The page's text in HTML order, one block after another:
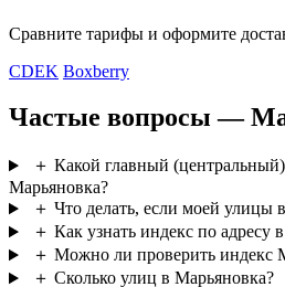
Сравните тарифы и оформите
CDEK Boxberry
Частые вопросы —
＋ Какой главный
Марьяновка?
＋ Что делать, если моей улицы
＋ Как узнать индекс по адресу
＋ Можно ли проверить индекс
＋ Сколько улиц в Марьяновка?